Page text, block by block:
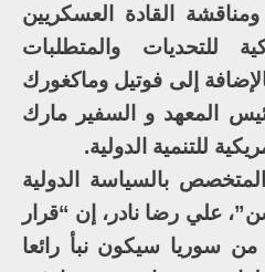
القادة العسكريين
للتحديات والمتطلبات
إلى فوتيل وماكغورك
المعهد و السفير مارك
للتنمية الدولية.
بالسياسة الدولية
علي رضا نادر، إن “قرار
سوريا سيكون نبأ رائعا